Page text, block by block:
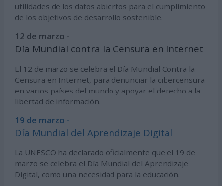
utilidades de los datos abiertos para el cumplimiento
de los objetivos de desarrollo sostenible.
12 de marzo -
Día Mundial contra la Censura en Internet
El 12 de marzo se celebra el Día Mundial Contra la
Censura en Internet, para denunciar la cibercensura
en varios países del mundo y apoyar el derecho a la
libertad de información.
19 de marzo -
Día Mundial del Aprendizaje Digital
La UNESCO ha declarado oficialmente que el 19 de
marzo se celebra el Día Mundial del Aprendizaje
Digital, como una necesidad para la educación.